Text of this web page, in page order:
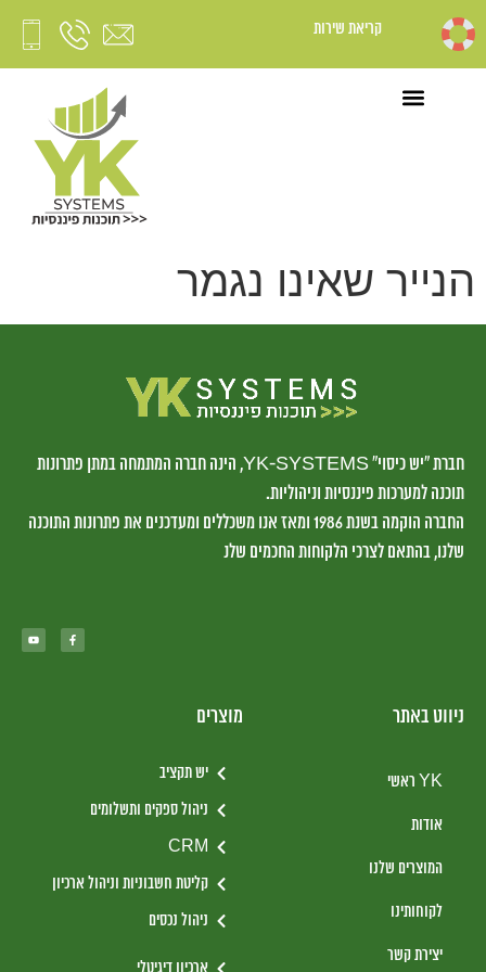
קריאת שירות
הנייר שאינו נגמר
חברת “יש כיסוי” YK-SYSTEMS, הינה חברה המתמחה במתן פתרונות
תוכנה למערכות פיננסיות וניהוליות.
החברה הוקמה בשנת 1986 ומאז אנו משכללים ומעדכנים את פתרונות התוכנה
שלנו, בהתאם לצרכי הלקוחות החכמים שלנ
ניווט באתר
YK ראשי
אודות
המוצרים שלנו
לקוחותינו
יצירת קשר
מוצרים
יש תקציב
ניהול ספקים ותשלומים
CRM
קליטת חשבוניות וניהול ארכיון
ניהול נכסים